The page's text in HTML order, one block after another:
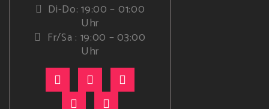
Di-Do: 19:00 – 01:00
Uhr
Fr/Sa : 19:00 – 03:00
Uhr